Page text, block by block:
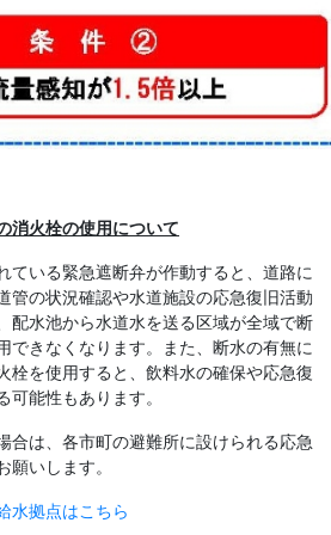
消火栓の使用について
ている緊急遮断弁が作動すると、道路に
管の状況確認や水道施設の応急復旧活動
配水池から水道水を送る区域が全域で断
できなくなります。また、断水の有無に
栓を使用すると、飲料水の確保や応急復
可能性もあります。
合は、各市町の避難所に設けられる応急
願いします。
水拠点はこちら